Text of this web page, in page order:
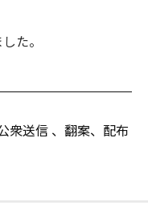
た。
衆送信 、翻案、配布